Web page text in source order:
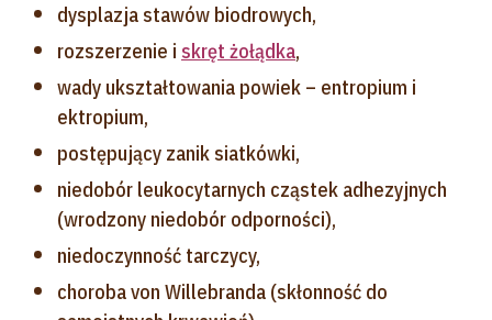
dysplazja stawów biodrowych,
rozszerzenie i skręt żołądka,
wady ukształtowania powiek – entropium i
ektropium,
postępujący zanik siatkówki,
niedobór leukocytarnych cząstek adhezyjnych
(wrodzony niedobór odporności),
niedoczynność tarczycy,
choroba von Willebranda (skłonność do